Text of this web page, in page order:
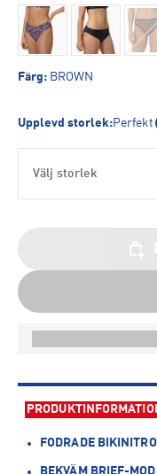
Färg: BROWN
Upplevd storlek:Perfekt
Välj storlek
FODRADE
BEKVÄM BRIEF-